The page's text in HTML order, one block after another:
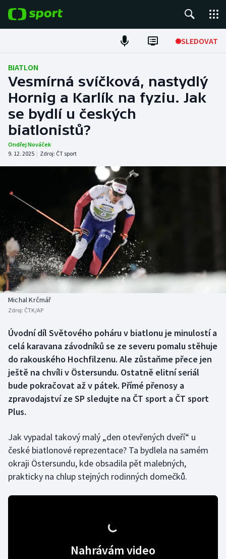
SLEDOVAT
Fotbal
Hokej
Tenis
Atletika
Americký fotbal
Baseball a softbal
Basketbal
Biatlon
Boby a skeleton
Box
Curling
Florbal
Golf
Gymnastika
NEPŘEHLÉDNĚTE
Soutěže
Historické návraty
Aplikace ČT sport
AZ kvíz
BIATLON
Vesmírná svíčková, nastydlý
Hornig a Karlík na fyziu. Jak
se bydlí u českých
biatlonistů?
Ondřej Nováček
9. 12. 2025 | Zdroj: ČT sport
Michal Krčmář
Zdroj: ČTK/AP
Úvodní díl Světového poháru v biatlonu je minulostí a
celá karavana závodníků se ze severu pomalu stěhuje
do rakouského Hochfilzenu. Ale zůstaňme přece jen
ještě na chvíli v Östersundu. Ostatně elitní seriál
bude pokračovat až v pátek. Přímé přenosy a
zpravodajství ze SP sledujte na ČT sport a ČT sport
Plus.
Jak vypadal takový malý „den otevřených dveří“ u
české biatlonové reprezentace? Ta bydlela na samém
okraji Östersundu, kde obsadila pět malebných,
prakticky na chlup stejných rodinných domečků.
Nahrávám video